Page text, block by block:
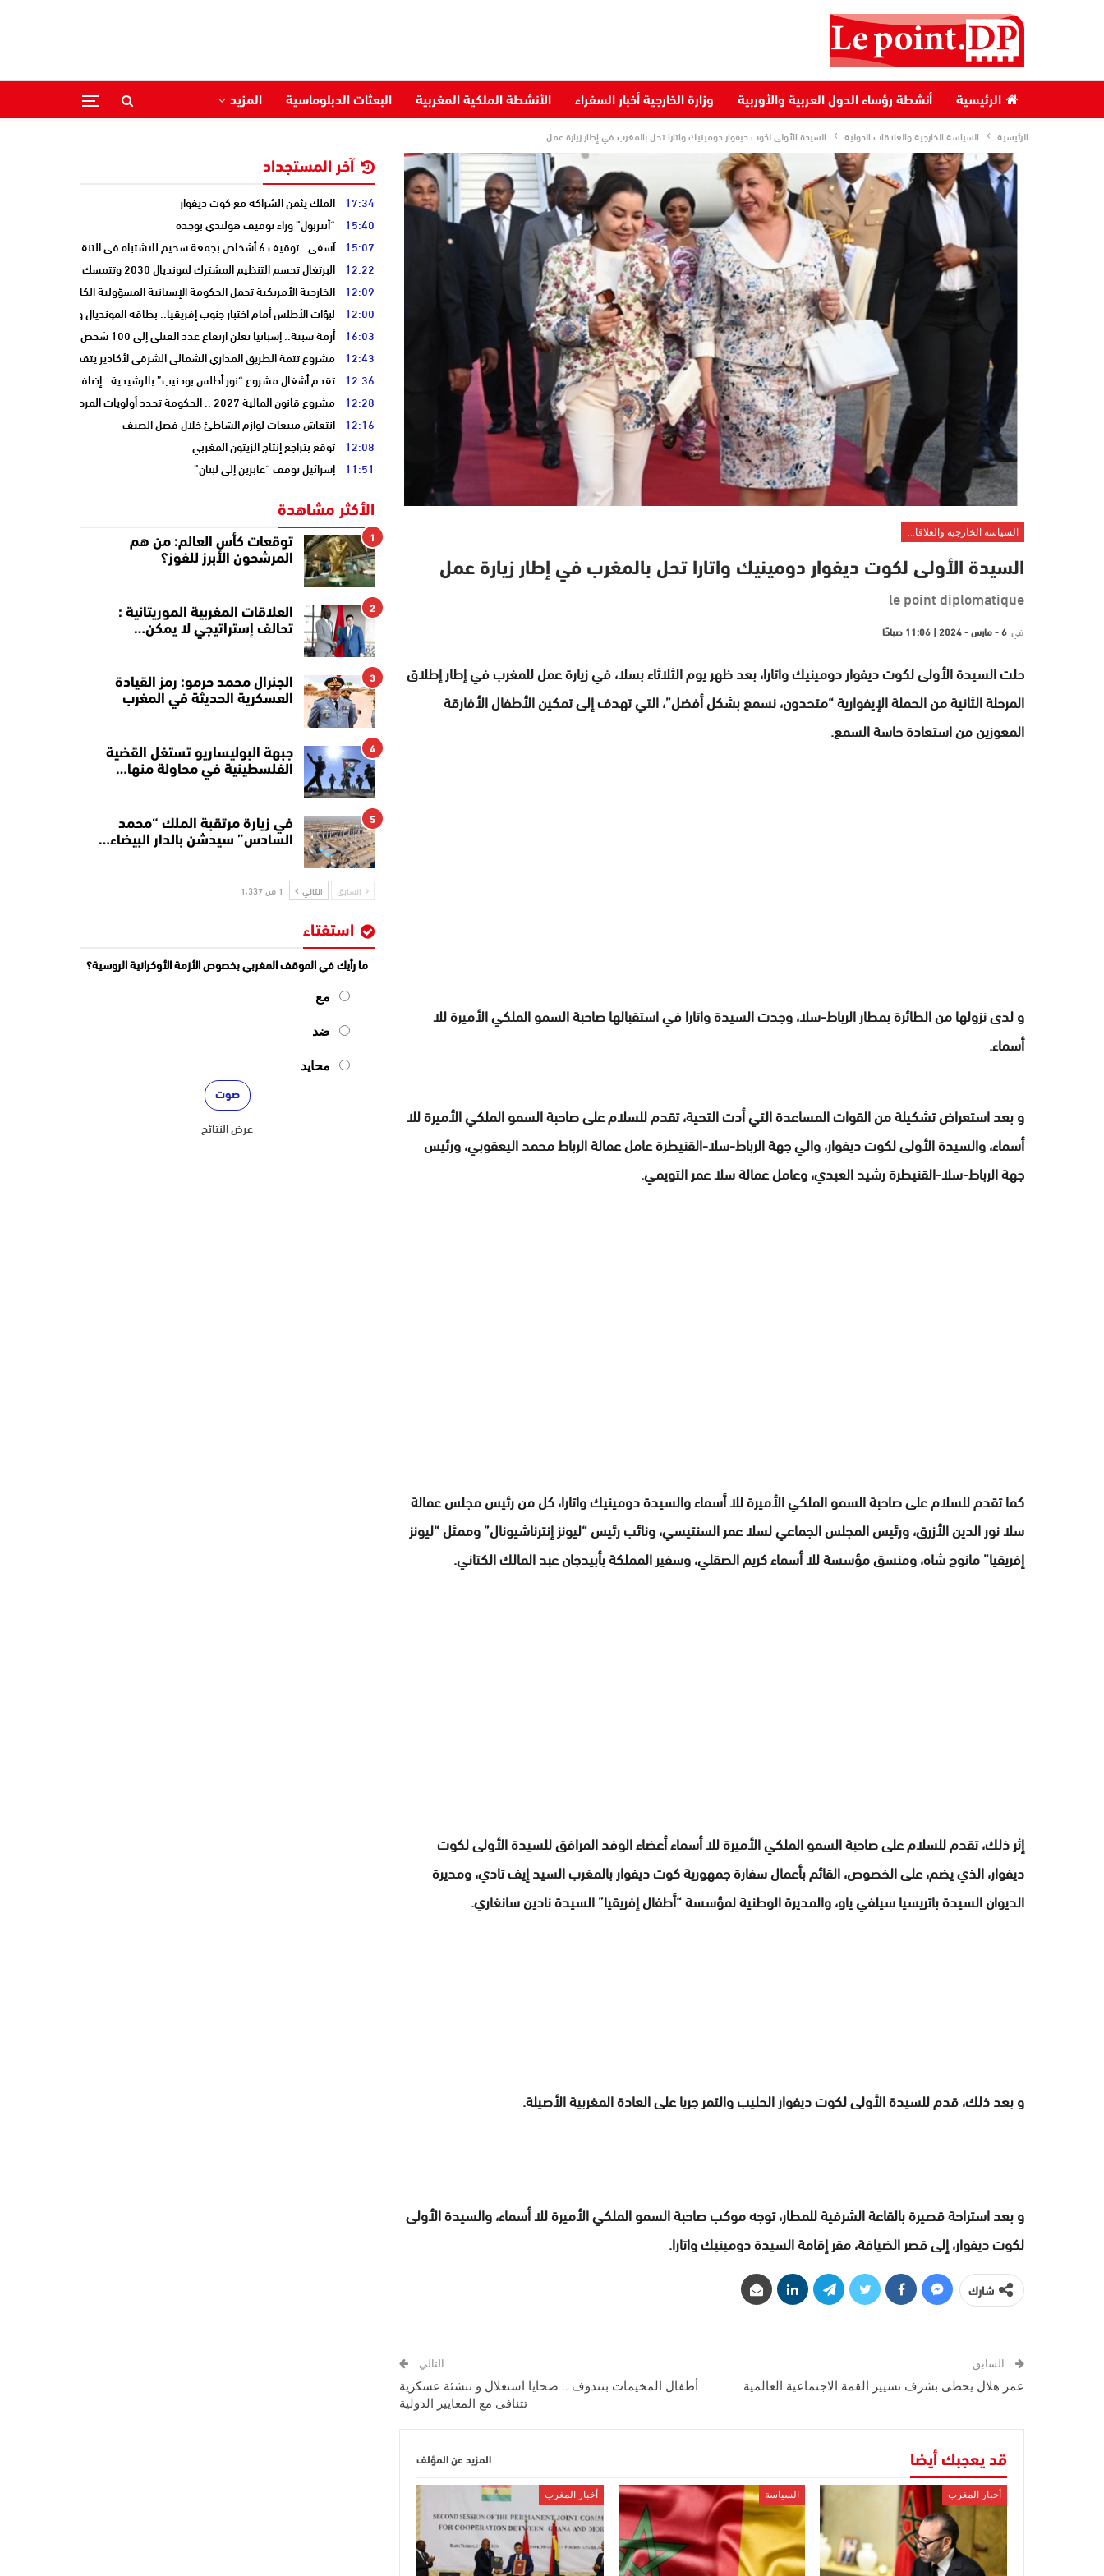
الرئيسية أنشطة رؤساء الدول العربية والأوربية وزارة الخارجية أخبار السفراء الأنشطة الملكية المغربية البعثات الدبلوماسية المزيد
الرئيسية السياسة الخارجية والعلاقات الدولية السيدة الأولى لكوت ديفوار دومينيك واتارا تحل بالمغرب في إطار زيارة عمل
السياسة الخارجية والعلاقات الدولية
السيدة الأولى لكوت ديفوار دومينيك واتارا تحل بالمغرب في إطار زيارة عمل
le point diplomatique
في 6 - مارس - 2024 | 11:06 صباحًا
حلت السيدة الأولى لكوت ديفوار دومينيك واتارا، بعد ظهر يوم الثلاثاء بسلا، في زيارة عمل للمغرب في إطار إطلاق
المرحلة الثانية من الحملة الإيفوارية “متحدون، نسمع بشكل أفضل”، التي تهدف إلى تمكين الأطفال الأفارقة
المعوزين من استعادة حاسة السمع.
و لدى نزولها من الطائرة بمطار الرباط-سلا، وجدت السيدة واتارا في استقبالها صاحبة السمو الملكي الأميرة للا
أسماء.
و بعد استعراض تشكيلة من القوات المساعدة التي أدت التحية، تقدم للسلام على صاحبة السمو الملكي الأميرة للا
أسماء، والسيدة الأولى لكوت ديفوار، والي جهة الرباط-سلا-القنيطرة عامل عمالة الرباط محمد اليعقوبي، ورئيس
جهة الرباط-سلا-القنيطرة رشيد العبدي، وعامل عمالة سلا عمر التويمي.
كما تقدم للسلام على صاحبة السمو الملكي الأميرة للا أسماء والسيدة دومينيك واتارا، كل من رئيس مجلس عمالة
سلا نور الدين الأزرق، ورئيس المجلس الجماعي لسلا عمر السنتيسي، ونائب رئيس “ليونز إنترناشيونال” وممثل “ليونز
إفريقيا” مانوج شاه، ومنسق مؤسسة للا أسماء كريم الصقلي، وسفير المملكة بأبيدجان عبد المالك الكتاني.
إثر ذلك، تقدم للسلام على صاحبة السمو الملكي الأميرة للا أسماء أعضاء الوفد المرافق للسيدة الأولى لكوت
ديفوار، الذي يضم، على الخصوص، القائم بأعمال سفارة جمهورية كوت ديفوار بالمغرب السيد إيف تادي، ومديرة
الديوان السيدة باتريسيا سيلفي ياو، والمديرة الوطنية لمؤسسة “أطفال إفريقيا” السيدة نادين سانغاري.
و بعد ذلك، قدم للسيدة الأولى لكوت ديفوار الحليب والتمر جريا على العادة المغربية الأصيلة.
و بعد استراحة قصيرة بالقاعة الشرفية للمطار، توجه موكب صاحبة السمو الملكي الأميرة للا أسماء، والسيدة الأولى
لكوت ديفوار، إلى قصر الضيافة، مقر إقامة السيدة دومينيك واتارا.
شارك
السابق
عمر هلال يحظى بشرف تسيير القمة الاجتماعية العالمية
التالي
أطفال المخيمات بتندوف .. ضحايا استغلال و تنشئة عسكرية
تتنافى مع المعايير الدولية
قد يعجبك أيضا المزيد عن المؤلف
أخبار المغرب السياسة أخبار المغرب
آخر المستجداد
17:34 الملك يثمن الشراكة مع كوت ديفوار
15:40 “أنتربول” وراء توقيف هولندي بوجدة
15:07 آسفي.. توقيف 6 أشخاص بجمعة سحيم للاشتباه في التنقيب عن الكنوز .
12:22 البرتغال تحسم التنظيم المشترك لمونديال 2030 وتتمسك بالشراكة مع المغرب وإسبانيا
12:09 الخارجية الأمريكية تحمل الحكومة الإسبانية المسؤولية الكاملة عن أزمة سبتة
12:00 لبؤات الأطلس أمام اختبار جنوب إفريقيا.. بطاقة المونديال ونصف النهائي
16:03 أزمة سبتة.. إسبانيا تعلن ارتفاع عدد القتلى إلى 100 شخص
12:43 مشروع تتمة الطريق المداري الشمالي الشرقي لأكادير يتقدم نحو مرحلة
12:36 تقدم أشغال مشروع “نور أطلس بودنيب” بالرشيدية.. إضافة 33 ميغاوات إلى الشبكة الوطنية
12:28 مشروع قانون المالية 2027 .. الحكومة تحدد أولويات المرحلة المقبلة
12:16 انتعاش مبيعات لوازم الشاطئ خلال فصل الصيف
12:08 توقع بتراجع إنتاج الزيتون المغربي
11:51 إسرائيل توقف “عابرين إلى لبنان”
الأكثر مشاهدة
1
توقعات كأس العالم: من هم
المرشحون الأبرز للفوز؟
2
العلاقات المغربية الموريتانية :
تحالف إستراتيجي لا يمكن…
3
الجنرال محمد حرمو: رمز القيادة
العسكرية الحديثة في المغرب
4
جبهة البوليساريو تستغل القضية
الفلسطينية في محاولة منها…
5
في زيارة مرتقبة الملك “محمد
السادس” سيدشن بالدار البيضاء…
السابق التالي 1 من 1٬337
استفتاء
ما رأيك في الموقف المغربي بخصوص الأزمة الأوكرانية الروسية؟
مع
ضد
محايد
عرض النتائج